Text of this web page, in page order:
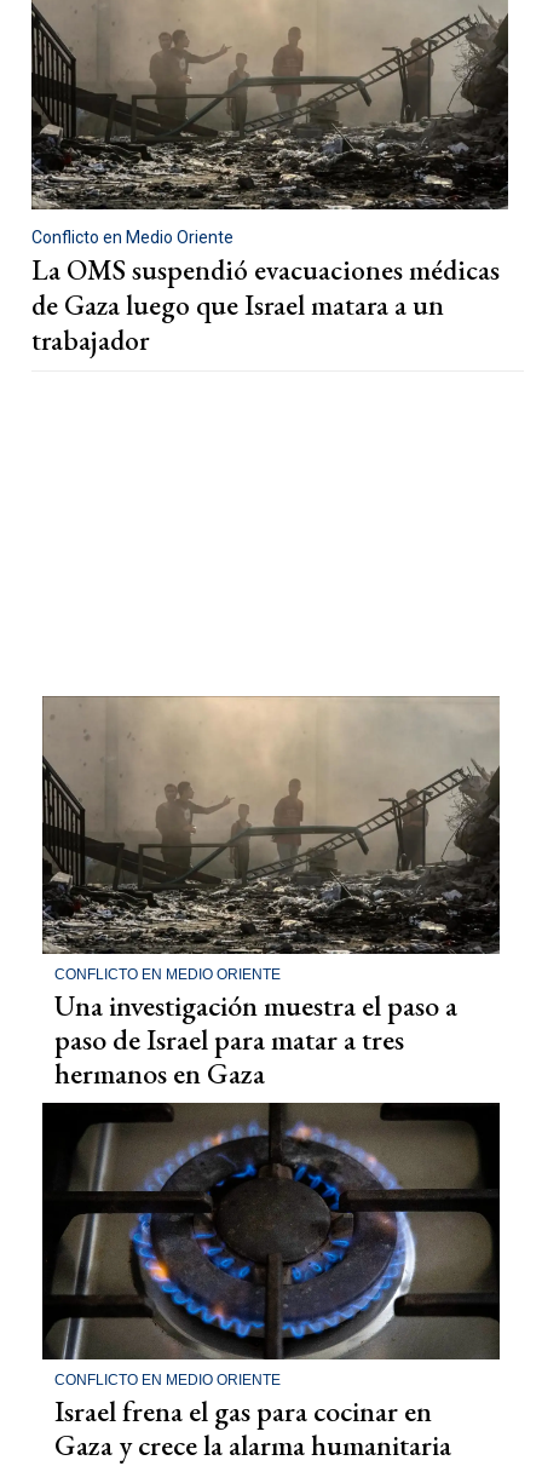
Conflicto en Medio Oriente
La OMS suspendió evacuaciones médicas
de Gaza luego que Israel matara a un
trabajador
CONFLICTO EN MEDIO ORIENTE
Una investigación muestra el paso a
paso de Israel para matar a tres
hermanos en Gaza
CONFLICTO EN MEDIO ORIENTE
Israel frena el gas para cocinar en
Gaza y crece la alarma humanitaria